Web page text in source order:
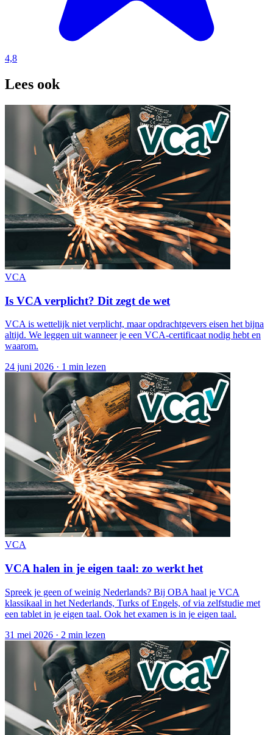
4,8
Lees ook
VCA
Is VCA verplicht? Dit zegt de wet
VCA is wettelijk niet verplicht, maar opdrachtgevers eisen het bijna
altijd. We leggen uit wanneer je een VCA-certificaat nodig hebt en
waarom.
24 juni 2026 · 1 min lezen
VCA
VCA halen in je eigen taal: zo werkt het
Spreek je geen of weinig Nederlands? Bij OBA haal je VCA
klassikaal in het Nederlands, Turks of Engels, of via zelfstudie met
een tablet in je eigen taal. Ook het examen is in je eigen taal.
31 mei 2026 · 2 min lezen